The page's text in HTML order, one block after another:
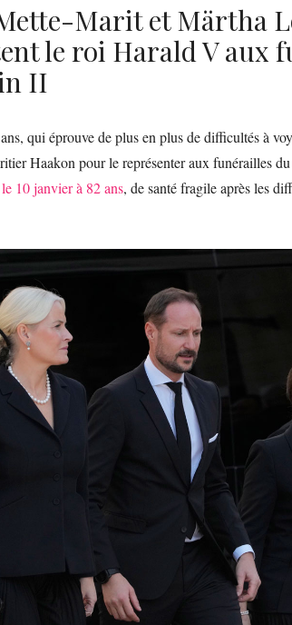
Marit et Märtha
le roi Harald V aux
II
qui éprouve de plus en plus de difficultés à
Haakon pour le représenter aux funérailles
10 janvier à 82 ans, de santé fragile après les